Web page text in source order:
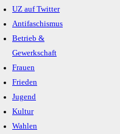
UZ auf Twitter
Antifaschismus
Betrieb &
Gewerkschaft
Frauen
Frieden
Jugend
Kultur
Wahlen